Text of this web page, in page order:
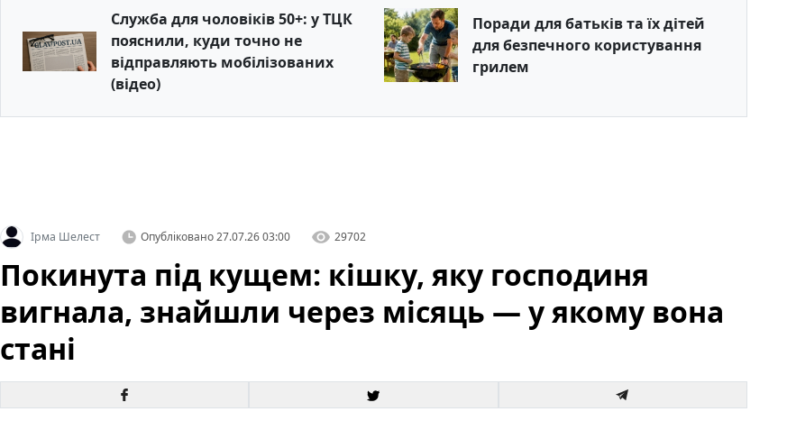
Служба для чоловіків 50+: у ТЦК
пояснили, куди точно не
відправляють мобілізованих
(відео)
Поради для батьків та їх дітей
для безпечного користування
грилем
Ірма Шелест Опубліковано27.07.26 03:00 29702
Покинута під кущем: кішку, яку господиня
вигнала, знайшли через місяць — у якому вона
стані